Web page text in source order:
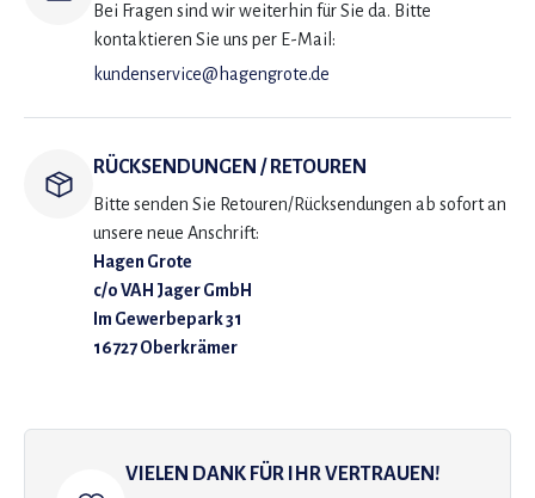
Bei Fragen sind wir weiterhin für Sie da. Bitte
kontaktieren Sie uns per E-Mail:
kundenservice@hagengrote.de
RÜCKSENDUNGEN / RETOUREN
Bitte senden Sie Retouren/Rücksendungen ab sofort an
unsere neue Anschrift:
Hagen Grote
c/o VAH Jager GmbH
Im Gewerbepark 31
16727 Oberkrämer
VIELEN DANK FÜR IHR VERTRAUEN!